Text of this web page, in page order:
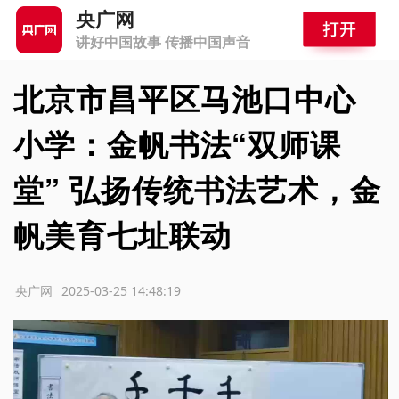
央广网
讲好中国故事 传播中国声音
北京市昌平区马池口中心
小学：金帆书法“双师课
堂” 弘扬传统书法艺术，金
帆美育七址联动
2025-03-25 14:48:19
央广网